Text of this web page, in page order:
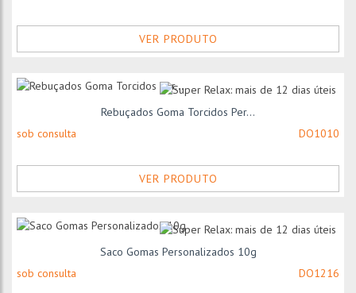
VER PRODUTO
Rebuçados Goma Torcidos Per...
sob consulta
DO1010
VER PRODUTO
Saco Gomas Personalizados 10g
sob consulta
DO1216